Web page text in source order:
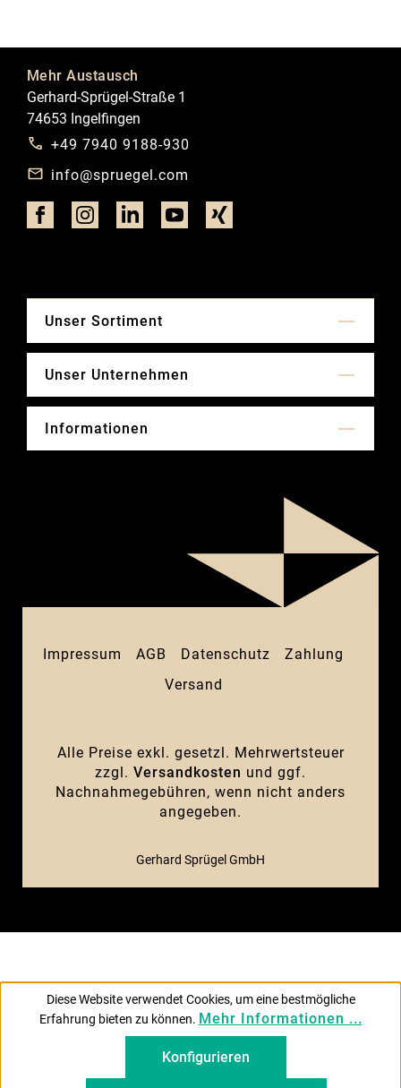
Mehr Austausch
Gerhard-Sprügel-Straße 1
74653 Ingelfingen
+49 7940 9188-930
info@spruegel.com
Unser Sortiment
Unser Unternehmen
Informationen
Impressum AGB Datenschutz
Zahlung
Versand
Alle Preise exkl. gesetzl. Mehrwertsteuer
zzgl. Versandkosten und ggf.
Nachnahmegebühren, wenn nicht anders
angegeben.
Gerhard Sprügel GmbH
Diese Website verwendet Cookies, um eine bestmögliche
Erfahrung bieten zu können. Mehr Informationen ...
Konfigurieren